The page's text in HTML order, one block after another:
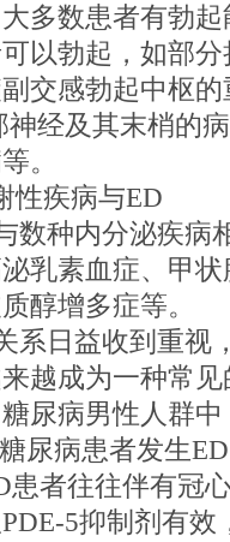
多数患者有勃
以勃起，如部
交感勃起中枢
及其末梢的病
。
疾病与ED
种内分泌疾病
乳素血症、甲
醇增多症等。
日益收到重视
越成为一种常
尿病男性人群
尿病患者发生
患者往往伴有冠
5抑制剂有效